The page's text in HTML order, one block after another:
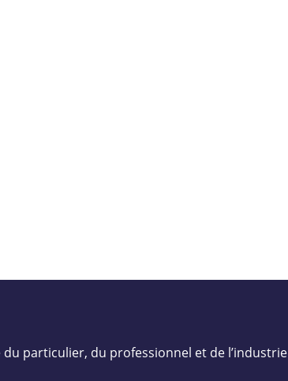
particulier, du professionnel et de l’industrie